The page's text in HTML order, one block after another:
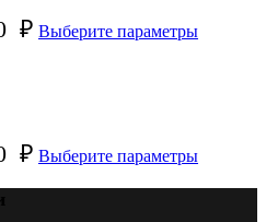
₽ Выберите параметры
₽ Выберите параметры